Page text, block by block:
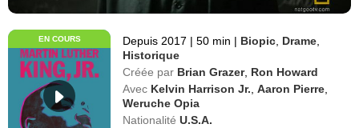
EN COURS Depuis 2017 | 50 min | Biopic Drame
Historique
Créée par Brian Grazer, Ron Howard
Avec Kelvin Harrison Jr. ,Aaron Pierre
Weruche Opia
Nationalité U.S.A.